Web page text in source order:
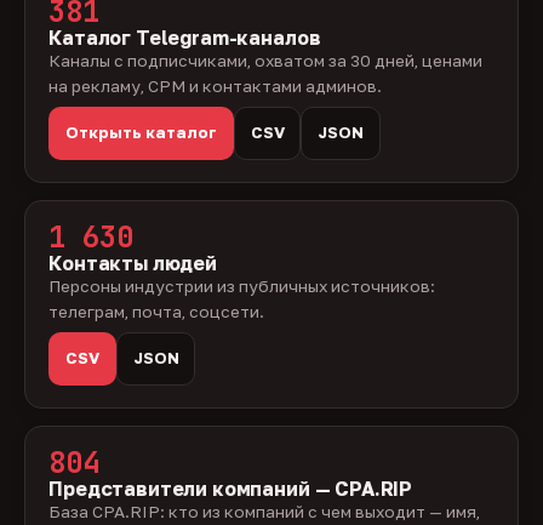
381
Каталог Telegram-каналов
Каналы с подписчиками, охватом за 30 дней, ценами
на рекламу, CPM и контактами админов.
Открыть каталог CSV JSON
1 630
Контакты людей
Персоны индустрии из публичных источников:
телеграм, почта, соцсети.
CSV JSON
804
Представители компаний — CPA.RIP
База CPA.RIP: кто из компаний с чем выходит — имя,